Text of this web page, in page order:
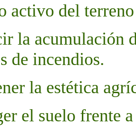
activo del
la acumulación
de incendios.
la estética
el suelo frente